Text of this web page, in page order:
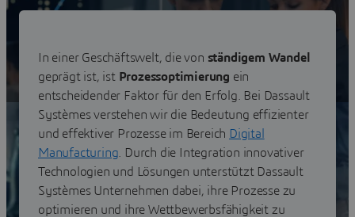
Abonnieren Sie unsere Newsletter
In einer Geschäftswelt, die von ständigem Wandel
geprägt ist, ist Prozessoptimierung ein
entscheidender Faktor für den Erfolg. Bei Dassault
Systèmes verstehen wir die Bedeutung effizienter
und effektiver Prozesse im Bereich Digital
Manufacturing . Durch die Integration innovativer
Technologien und Lösungen unterstützt Dassault
Systèmes Unternehmen dabei, ihre Prozesse zu
optimieren und ihre Wettbewerbsfähigkeit zu